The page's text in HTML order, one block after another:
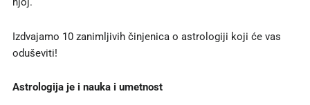
Izdvajamo 10 zanimljivih činjenica o astrologiji koji će vas
oduševiti!
Astrologija je i nauka i umetnost